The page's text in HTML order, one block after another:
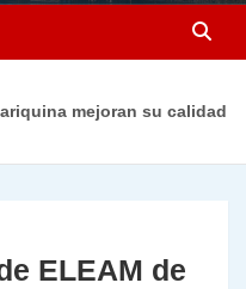
mejoran su calidad
ELEAM de